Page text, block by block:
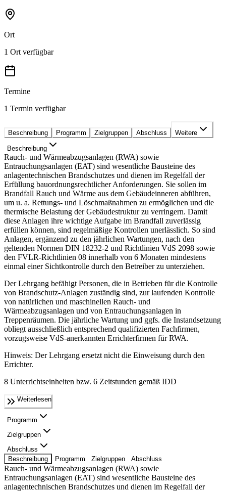
Ort
1 Ort verfügbar
Termine
1 Termin verfügbar
Beschreibung Programm Zielgruppen Abschluss Weitere
Beschreibung
Rauch- und Wärmeabzugsanlagen (RWA) sowie
Entrauchungsanlagen (EAT) sind wesentliche Bausteine des
anlagentechnischen Brandschutzes und dienen im Regelfall der
Erfüllung bauordnungsrechtlicher Anforderungen. Sie sollen im
Brandfall Rauch und Wärme aus dem Gebäudeinneren abführen,
um u. a. Rettungs- und Löschmaßnahmen zu ermöglichen und die
thermische Belastung der Gebäudestruktur zu verringern. Damit
diese Anlagen ihre wichtige Aufgabe im Brandfall zuverlässig
erfüllen können, sind regelmäßige Kontrollen unerlässlich. So sind
Anlagen, ergänzend zu den jährlichen Wartungen, nach den
geltenden Normen DIN 18232-2 und Richtlinien VdS 2098 sowie
den FVLR-Richtlinien 08 innerhalb von 6 Monaten mindestens
einmal einer Sichtkontrolle durch den Betreiber zu unterziehen.
Der Lehrgang befähigt Personen, die in Betrieben für die Kontrolle
von Brandschutz-Anlagen zuständig sind, zur laufenden Kontrolle
von natürlichen und maschinellen Rauch- und
Wärmeabzugsanlagen und von Entrauchungsanlagen in
Treppenräumen. Die jährliche Wartung und ggfs. die Instandsetzung
obliegt ausschließlich entsprechend qualifizierten Fachfirmen,
vorzugsweise VdS-anerkannten Errichterfirmen für RWA.
Hinweis: Der Lehrgang ersetzt nicht die Einweisung durch den
Errichter.
8 Unterrichtseinheiten bzw. 6 Zeitstunden gemäß IDD
Weiterlesen
Programm
Zielgruppen
Abschluss
Beschreibung
Programm Zielgruppen Abschluss
Rauch- und Wärmeabzugsanlagen (RWA) sowie
Entrauchungsanlagen (EAT) sind wesentliche Bausteine des
anlagentechnischen Brandschutzes und dienen im Regelfall der